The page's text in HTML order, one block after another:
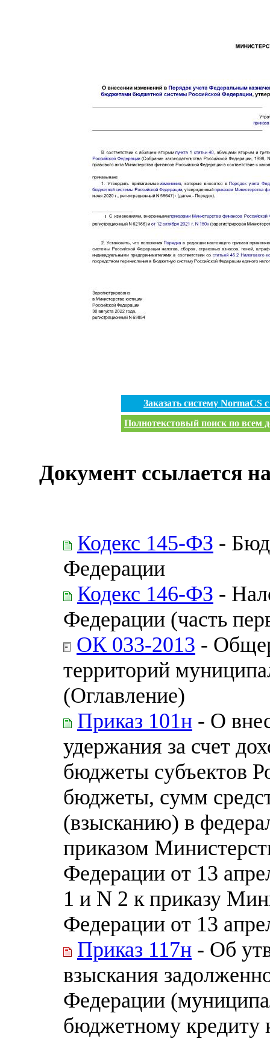
Заказать систему
Полнотекстовый поиск по всем
Документ ссылается
Кодекс 145-ФЗ -
Федерации
Кодекс 146-ФЗ -
Федерации (часть
ОК 033-2013 -
территорий
(Оглавление)
Приказ 101н - О
удержания за счет
бюджеты субъектов
бюджеты, сумм
(взысканию) в
приказом
Федерации от 13
1 и N 2 к приказу
Федерации от 13
Приказ 117н - Об
взыскания
Федерации
бюджетному кредиту